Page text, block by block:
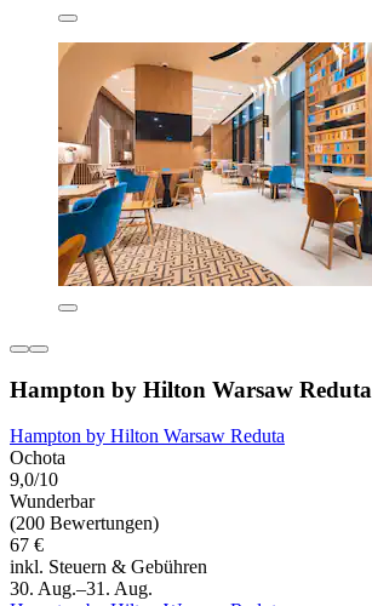
Hampton by Hilton Warsaw Reduta
Hampton by Hilton Warsaw Reduta
Ochota
9,0/10
Wunderbar
(200 Bewertungen)
67 €
inkl. Steuern & Gebühren
30. Aug.–31. Aug.